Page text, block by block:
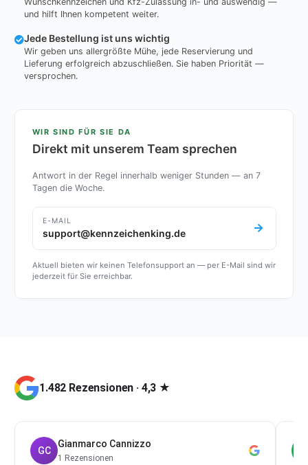
und hilft Ihnen kompetent weiter.
Jede Bestellung ist uns wichtig
Wir geben uns allergrößte Mühe, jede Reservierung und
Lieferung erfolgreich abzuschließen. Sie haben Priorität —
versprochen.
WIR SIND FÜR SIE DA
Direkt mit unserem Team sprechen
Antwort in der Regel innerhalb weniger Stunden — an 7
Tagen die Woche.
E-MAIL
support@kennzeichenking.de
Aktuell bieten wir keinen Telefonsupport an — per E-Mail sind wir
jederzeit für Sie erreichbar.
1.482 Rezensionen · 4,3 ★
GC
Gianmarco Cannizzo
1 Rezensionen